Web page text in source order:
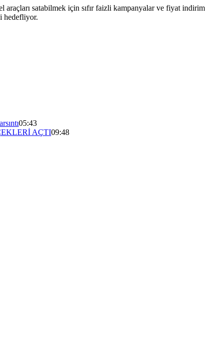
satabilmek için sıfır faizli kampanyalar ve fiyat
hedefliyor.
05:43
AÇTI09:48